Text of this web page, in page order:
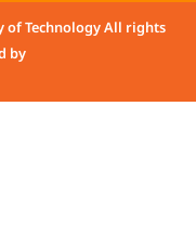
of Technology All rights
by